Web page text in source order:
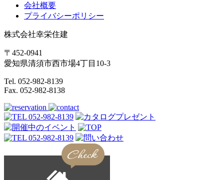
会社概要
プライバシーポリシー
株式会社幸栄住建
〒452-0941
愛知県清須市西市場4丁目10-3
Tel. 052-982-8139
Fax. 052-982-8138